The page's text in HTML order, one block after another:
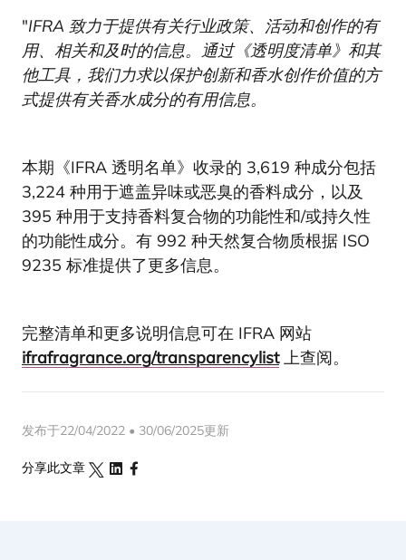
"IFRA 致力于提供有关行业政策、活动和创作的有
用、相关和及时的信息。通过《透明度清单》和其
他工具，我们力求以保护创新和香水创作价值的方
式提供有关香水成分的有用信息。
本期《IFRA 透明名单》收录的 3,619 种成分包括
3,224 种用于遮盖异味或恶臭的香料成分，以及
395 种用于支持香料复合物的功能性和/或持久性
的功能性成分。有 992 种天然复合物质根据 ISO
9235 标准提供了更多信息。
完整清单和更多说明信息可在 IFRA 网站
ifrafragrance.org/transparencylist上查阅。
发布于22/04/2022 • 30/06/2025更新
分享此文章